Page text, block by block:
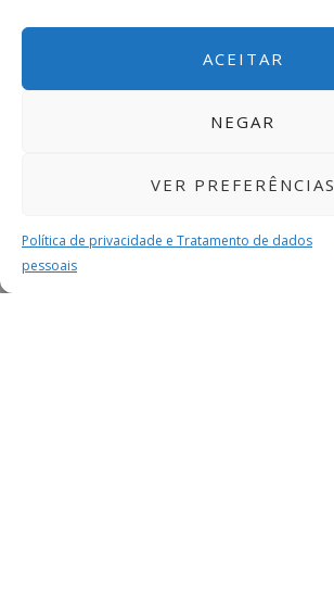
ACEITAR
NEGAR
VER PREFERÊNCIAS
Política de privacidade e Tratamento de dados
pessoais